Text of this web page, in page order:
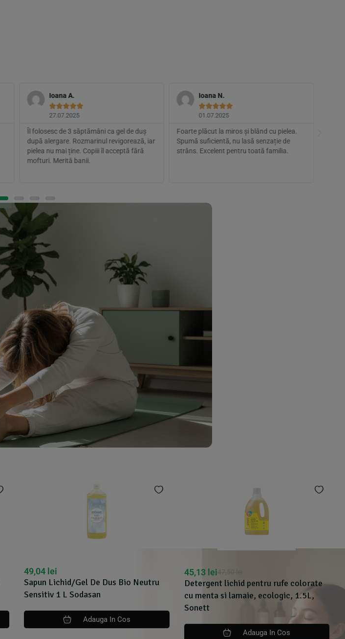
Ioana A.

27.07.2025
Îl folosesc de 3 săptămâni ca gel de duș
după alergare. Rozmarinul revigorează, iar
pielea nu mai ține. Copiii îl acceptă fără
mofturi. Merită banii.
Ioana N.

01.07.2025
Foarte plăcut la miros și blând cu pielea.
Spumă suficientă, nu lasă senzație de
strâns. Excelent pentru toată familia.
Sapun Lichid/Gel De Dus Bio Neutru
Sensitiv 1 L Sodasan
49,04 lei
Adauga In Cos
Detergent lichid pentru rufe colorate
cu menta si lamaie, ecologic, 1.5L,
Sonett
47,50
45,13 lei
Adauga In Cos